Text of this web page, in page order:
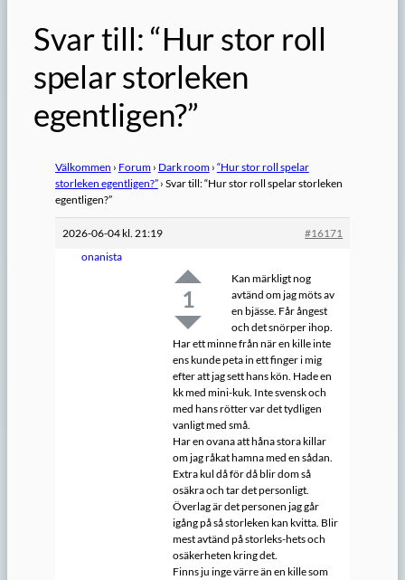
Svar till: “Hur stor roll
spelar storleken
egentligen?”
Välkommen › Forum › Dark room › “Hur stor roll spelar
storleken egentligen?” › Svar till: “Hur stor roll spelar storleken
egentligen?”
2026-06-04 kl. 21:19
#16171
onanista
1
Kan märkligt nog
avtänd om jag möts av
en bjässe. Får ångest
och det snörper ihop.
Har ett minne från när en kille inte
ens kunde peta in ett finger i mig
efter att jag sett hans kön. Hade en
kk med mini-kuk. Inte svensk och
med hans rötter var det tydligen
vanligt med små.
Har en ovana att håna stora killar
om jag råkat hamna med en sådan.
Extra kul då för då blir dom så
osäkra och tar det personligt.
Överlag är det personen jag går
igång på så storleken kan kvitta. Blir
mest avtänd på storleks-hets och
osäkerheten kring det.
Finns ju inge värre än en kille som